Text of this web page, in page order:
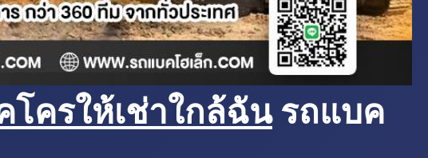
โครให้เช่าใกล้ฉันรถแบค